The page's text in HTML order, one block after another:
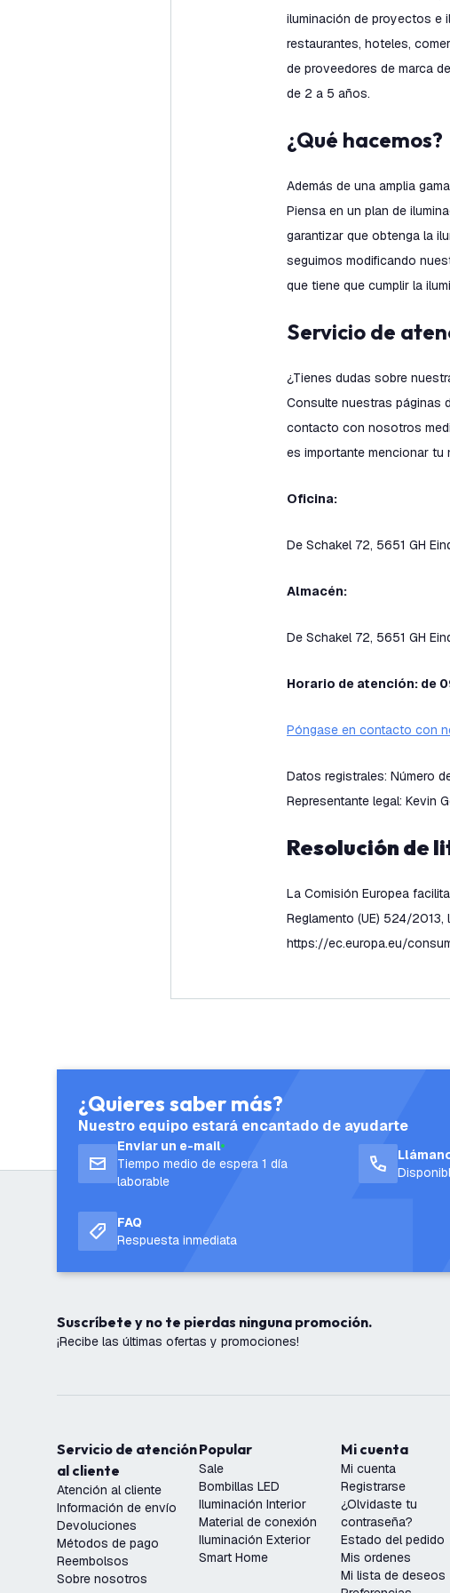
iluminación de proyectos e
restaurantes, hoteles,
de proveedores de marca
de 2 a 5 años.
¿Qué hacemos?
Además de una amplia
Piensa en un plan de
garantizar que obtenga la
seguimos modificando
que tiene que cumplir la
Servicio de
¿Tienes dudas sobre
Consulte nuestras páginas
contacto con nosotros
es importante mencionar tu
Oficina:
De Schakel 72, 5651 GH
Almacén:
De Schakel 72, 5651 GH
Horario de atención: de
Póngase en contacto con
Datos registrales: Número
Representante legal: Kevin
Resolución de
La Comisión Europea
Reglamento (UE) 524/
https://ec.europa.eu/
¿Quieres saber más?
Nuestro equipo estará encantado de ayudarte
Enviar un e-mail
Tiempo medio de espera 1 día
laborable
FAQ
Respuesta inmediata
Suscríbete y no te pierdas ninguna promoción.
¡Recibe las últimas ofertas y promociones!
Servicio de atención
al cliente
Atención al cliente
Información de envío
Devoluciones
Métodos de pago
Reembolsos
Sobre nosotros
Popular
Sale
Bombillas LED
Iluminación Interior
Material de conexión
Iluminación Exterior
Smart Home
Mi cuenta
Mi cuenta
Registrarse
¿Olvidaste tu
contraseña?
Estado del pedido
Mis ordenes
Mi lista de deseos